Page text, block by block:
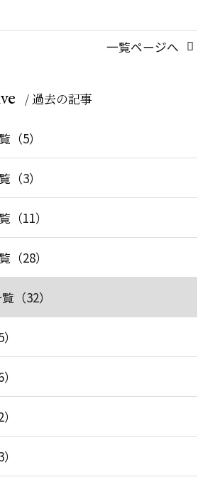
一覧ページへ
/ 過去の記事
（5）
（3）
（11）
（28）
（32）